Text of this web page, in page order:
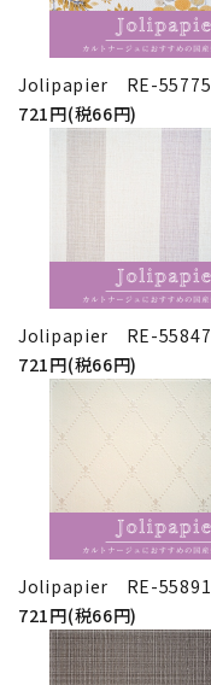
Jolipapier RE-55775
721円(税66円)
Jolipapier RE-55847
721円(税66円)
Jolipapier RE-55891
721円(税66円)